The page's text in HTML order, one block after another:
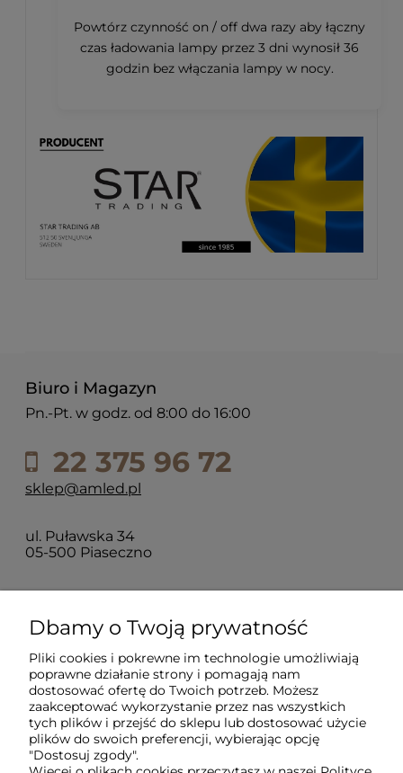
Powtórz czynność on / off dwa razy aby łączny
czas ładowania lampy przez 3 dni wynosił 36
godzin bez włączania lampy w nocy.
Biuro i Magazyn
Pn.-Pt. w godz. od 8:00 do 16:00
22 375 96 72
sklep@amled.pl
ul. Puławska 34
05-500 Piaseczno
Dla klientów
Informacje
O firmie
Dbamy o Twoją prywatność
Pliki cookies i pokrewne im technologie umożliwiają
poprawne działanie strony i pomagają nam
dostosować ofertę do Twoich potrzeb. Możesz
zaakceptować wykorzystanie przez nas wszystkich
tych plików i przejść do sklepu lub dostosować użycie
plików do swoich preferencji, wybierając opcję
"Dostosuj zgody".